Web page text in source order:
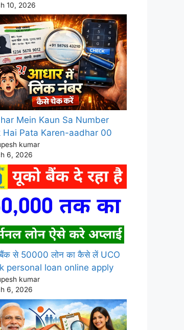
10, 2026
Mein Kaun Sa Number
Hai Pata Karen-aadhar 00
kumar
6, 2026
से 50000 लोन का कैसे लें UCO
personal loan online apply
kumar
6, 2026